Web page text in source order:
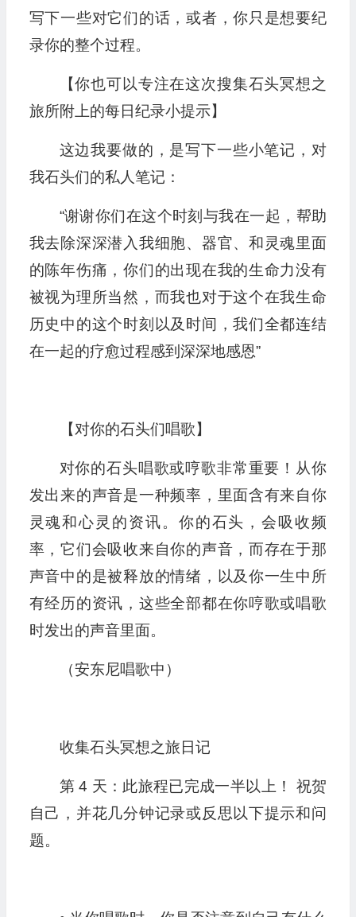
写下一些对它们的话，或者，你只是想要纪
录你的整个过程。
【你也可以专注在这次搜集石头冥想之
旅所附上的每日纪录小提示】
这边我要做的，是写下一些小笔记，对
我石头们的私人笔记：
“谢谢你们在这个时刻与我在一起，帮助
我去除深深潜入我细胞、器官、和灵魂里面
的陈年伤痛，你们的出现在我的生命力没有
被视为理所当然，而我也对于这个在我生命
历史中的这个时刻以及时间，我们全都连结
在一起的疗愈过程感到深深地感恩”
【对你的石头们唱歌】
对你的石头唱歌或哼歌非常重要！从你
发出来的声音是一种频率，里面含有来自你
灵魂和心灵的资讯。你的石头，会吸收频
率，它们会吸收来自你的声音，而存在于那
声音中的是被释放的情绪，以及你一生中所
有经历的资讯，这些全部都在你哼歌或唱歌
时发出的声音里面。
（安东尼唱歌中）
收集石头冥想之旅日记
第 4 天：此旅程已完成一半以上！ 祝贺
自己，并花几分钟记录或反思以下提示和问
题。